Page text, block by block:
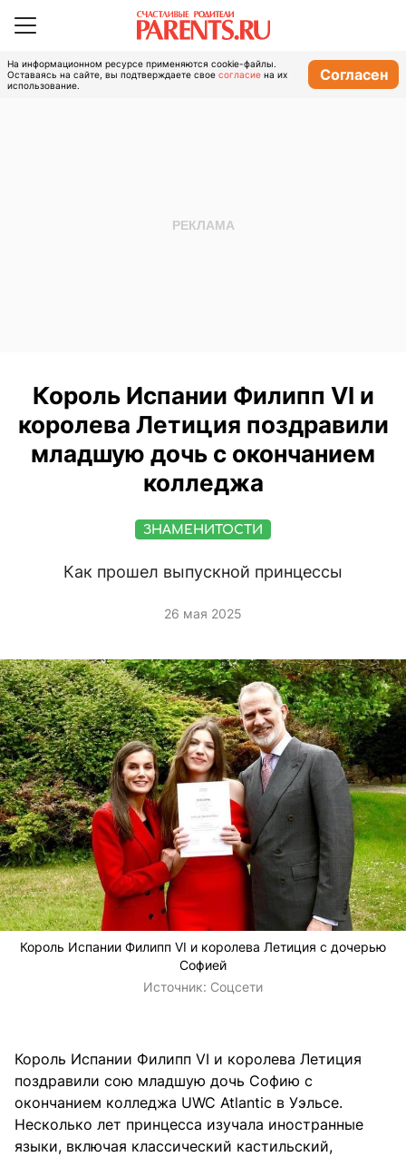
На информационном ресурсе применяются cookie-файлы.
Оставаясь на сайте, вы подтверждаете свое согласие на их
использование.
Согласен
Король Испании Филипп VI и
королева Летиция поздравили
младшую дочь с окончанием
колледжа
ЗНАМЕНИТОСТИ
Как прошел выпускной принцессы
26 мая 2025
Король Испании Филипп VI и королева Летиция с дочерью
Софией
Источник: Соцсети
Король Испании Филипп VI и королева Летиция
поздравили сою младшую дочь Софию с
окончанием колледжа UWC Atlantic в Уэльсе.
Несколько лет принцесса изучала иностранные
языки, включая классический кастильский,